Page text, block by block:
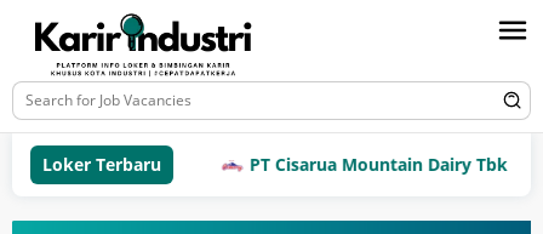
Loker Terbaru PT Cisarua Mountain Dairy Tbk